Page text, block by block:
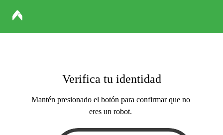
Verifica tu identidad
Mantén presionado el botón para confirmar que no
eres un robot.